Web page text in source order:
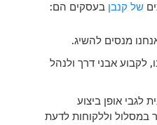
של קנבן בעסקים הם:
מנסים להשיג.
לקבוע אבני דרך ולנהל
לגבי אופן ביצוע
במסלול וללקוחות לדעת